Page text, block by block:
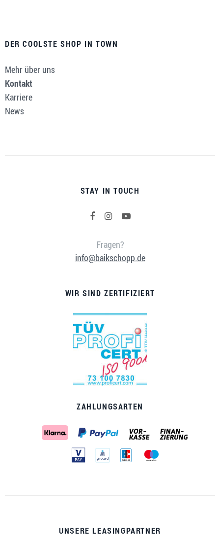
DER COOLSTE SHOP IN TOWN
Mehr über uns
Kontakt
Karriere
News
STAY IN TOUCH
Fragen?
info@baikschopp.de
WIR SIND ZERTIFIZIERT
ZAHLUNGSARTEN
UNSERE LEASINGPARTNER